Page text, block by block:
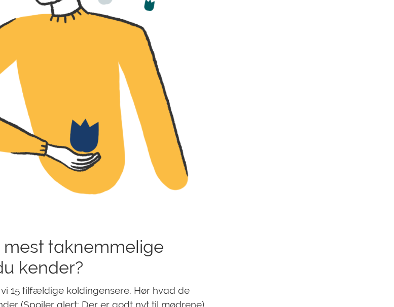
mest taknemmelige
kender?
15 tilfældige koldingensere. Hør hvad de
(Spoiler alert: Der er godt nyt til mødrene)